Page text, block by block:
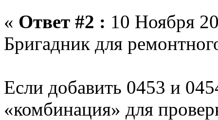
« Ответ #2 : 10 Ноября
Бригадник для
Если добавить 0453 и
«комбинация» для